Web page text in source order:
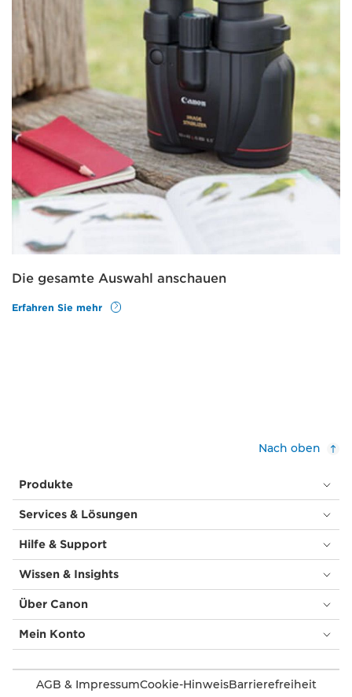
Die gesamte Auswahl anschauen
Erfahren Sie mehr
Nach oben
Produkte
Services & Lösungen
Hilfe & Support
Wissen & Insights
Über Canon
Mein Konto
AGB & ImpressumCookie-HinweisBarrierefreiheit